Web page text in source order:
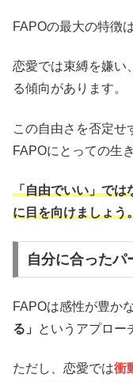
FAPOの最大の特徴
恋愛では束縛を嫌い
る傾向があります。
この自由さを否定せ
FAPOにとっての生
「自由でいい」では
に目を向けましょう
自分に合ったパ
FAPOは感性が豊か
る」
というアプロー
ただし、恋愛では衝